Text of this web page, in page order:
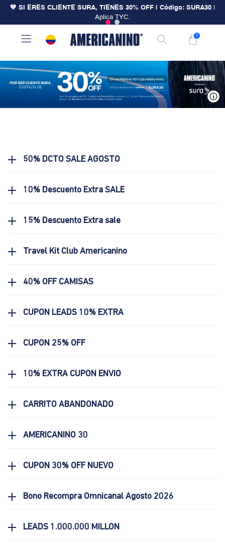
💙 SI ERES CLIENTE SURA, TIENES 30% OFF | Código: SURA30
Aplica TYC.
0
50% DCTO SALE AGOSTO
10% Descuento Extra SALE
15% Descuento Extra sale
Travel Kit Club Americanino
40% OFF CAMISAS
CUPON LEADS 10% EXTRA
CUPON 25% OFF
10% EXTRA CUPON ENVIO
CARRITO ABANDONADO
AMERICANINO 30
CUPON 30% OFF NUEVO
Bono Recompra Omnicanal Agosto 2026
LEADS 1.000.000 MILLON